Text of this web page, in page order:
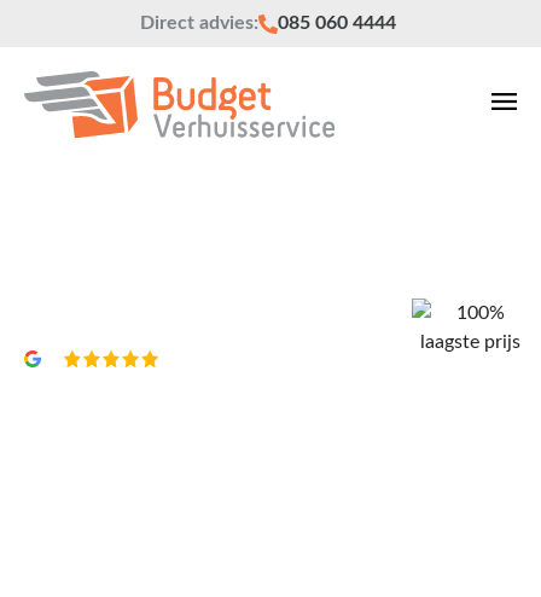
Direct advies: 085 060 4444